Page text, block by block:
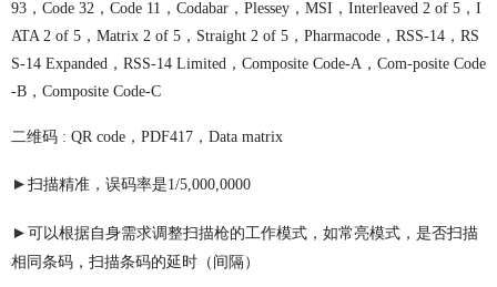
93，Code 32，Code 11，Codabar，Plessey，MSI，Interleaved 2 of 5，I
ATA 2 of 5，Matrix 2 of 5，Straight 2 of 5，Pharmacode，RSS-14，RS
S-14 Expanded，RSS-14 Limited，Composite Code-A，Com-posite Code
-B，Composite Code-C
二维码 : QR code，PDF417，Data matrix
► 扫描精准，误码率是1/5,000,0000
► 可以根据自身需求调整扫描枪的工作模式，如常亮模式，是否扫描
相同条码，扫描条码的延时（间隔）